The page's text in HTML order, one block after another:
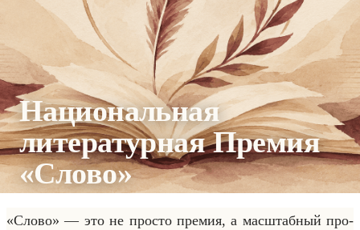
Национальная
литературная Премия
«Слово»
ЕЖЕГОДНАЯ ПРЕМИЯ, УЧРЕЖДЕНА В 2024 Г.
«Слово» — это не про­сто пре­мия, а мас­штаб­ный про­